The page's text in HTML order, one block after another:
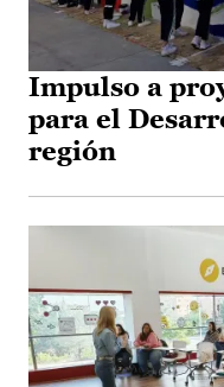
Impulso a
para el
región